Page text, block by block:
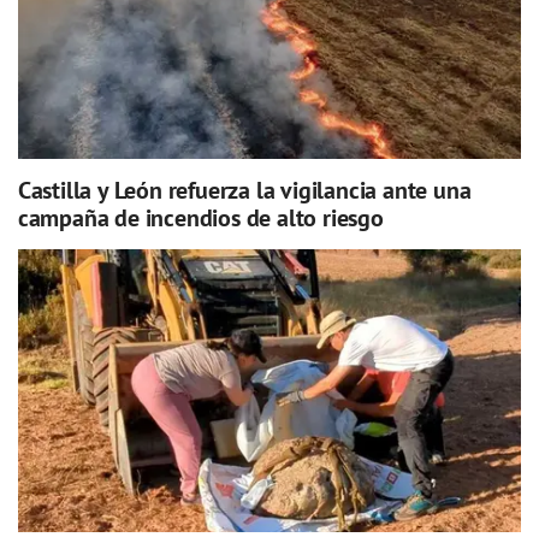
Castilla y León refuerza la vigilancia ante una
campaña de incendios de alto riesgo